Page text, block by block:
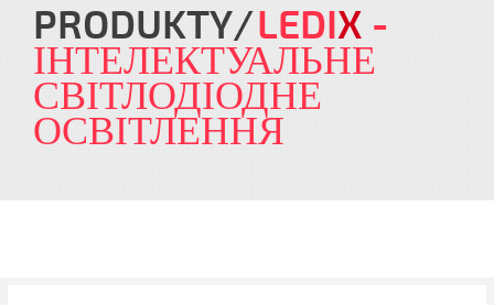
PRODUKTY LEDIX -
ІНТЕЛЕКТУАЛЬНЕ
СВІТЛОДІОДНЕ
ОСВІТЛЕННЯ